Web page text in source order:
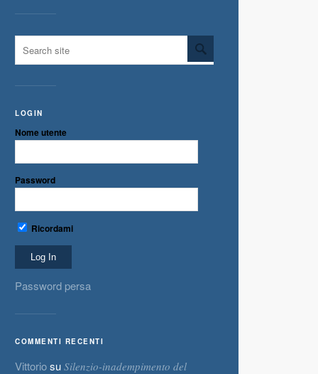
LOGIN
Nome utente
Password
Ricordami
Password persa
COMMENTI RECENTI
Vittoriosu Silenzio-inadempimento del